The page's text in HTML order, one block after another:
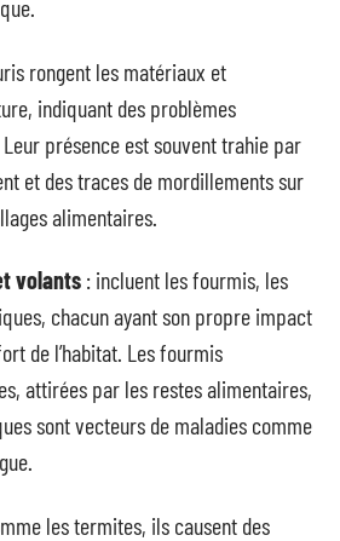
rongent les matériaux et
indiquant des problèmes
présence est souvent trahie par
et des traces de mordillements sur
alimentaires.
volants : incluent les fourmis, les
chacun ayant son propre impact
de l’habitat. Les fourmis
attirées par les restes alimentaires,
sont vecteurs de maladies comme
les termites, ils causent des